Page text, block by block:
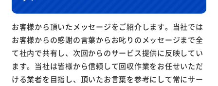
お客様から頂いたメッセージをご紹介します。当社では
お客様からの感謝の言葉からお叱りのメッセージまで全
て社内で共有し、次回からのサービス提供に反映してい
ます。当社は皆様から信頼して回収作業をお任せいただ
ける業者を目指し、頂いたお言葉を参考にして常にサー